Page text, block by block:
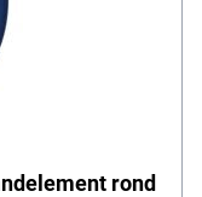
rond